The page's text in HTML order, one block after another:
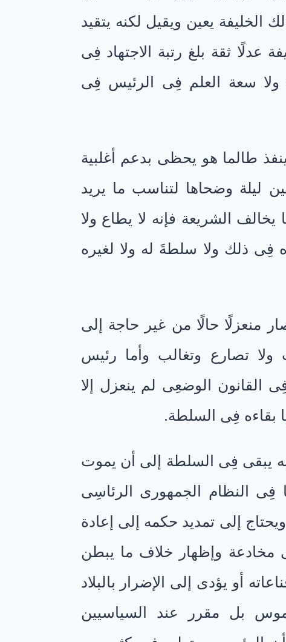
الخليفة يعين ويقيل لكنه يتقيد
عدلًا ثقة بلغ رتبة الاجتهاد فِى
ولا سعة العلم فِى الرئيس فِى
طالما هو يحظى بدعم أغلبية
بين ليلة وضحاها لتناسب ما يريد
يخالف الشريعة فإنه لا يطاع ولا
ذلك ولا سلطةَ له ولا لغيره
منعزلًا حالًا من غير حاجة إلى
ولا تصارع وتغالب وأما رئيس
القانون الوضعِى لم ينعزل إلا
بقاءه فِى السلطة.
يبقى فِى السلطة إلى أن يموت
فِى النظام الجمهورى الرئاسِى
إلى تمديد حكمه إلى إعادة
مخادعة وإظهار خلاف ما يبطن
أو يؤدى إلى الإضرار بالبلاد
بل مقرر عند السياسيين